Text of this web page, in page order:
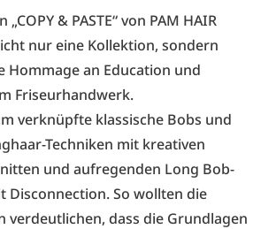
& PASTE“ von PAM HAIR
nur eine Kollektion, sondern
Hommage an Education und
Friseurhandwerk.
verknüpfte klassische Bobs und
Techniken mit kreativen
und aufregenden Long Bob-
Disconnection. So wollten die
verdeutlichen, dass die Grundlagen